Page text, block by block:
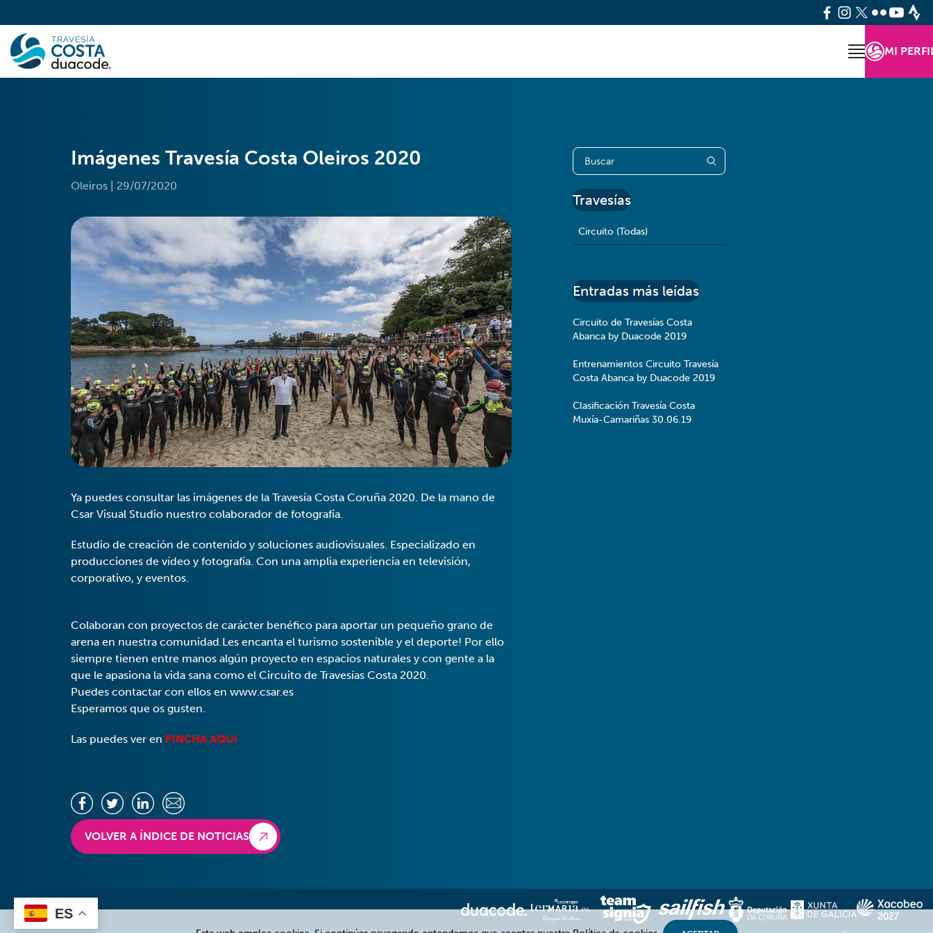
ES
MI
Imágenes Travesía Costa Oleiros 2020
Oleiros 29/07/2020
Ya puedes consultar las imágenes de la Travesía Costa Coruña 2020. De la mano de
Csar Visual Studio nuestro colaborador de fotografía.
Estudio de creación de contenido y soluciones audiovisuales. Especializado en
producciones de vídeo y fotografía. Con una amplia experiencia en televisión,
corporativo, y eventos.
Colaboran con proyectos de carácter benéfico para aportar un pequeño grano de
arena en nuestra comunidad.Les encanta el turismo sostenible y el deporte! Por ello
siempre tienen entre manos algún proyecto en espacios naturales y con gente a la
que le apasiona la vida sana como el Circuito de Travesías Costa 2020.
Puedes contactar con ellos en www.csar.es
Esperamos que os gusten.
Las puedes ver en PINCHA AQUI
VOLVER A ÍNDICE DE NOTICIAS
Travesías
Circuito (Todas)
Entradas más leídas
Circuito de Travesías Costa
Abanca by Duacode 2019
Entrenamientos Circuito Travesía
Costa Abanca by Duacode 2019
Clasificación Travesía Costa
Muxía-Camariñas 30.06.19